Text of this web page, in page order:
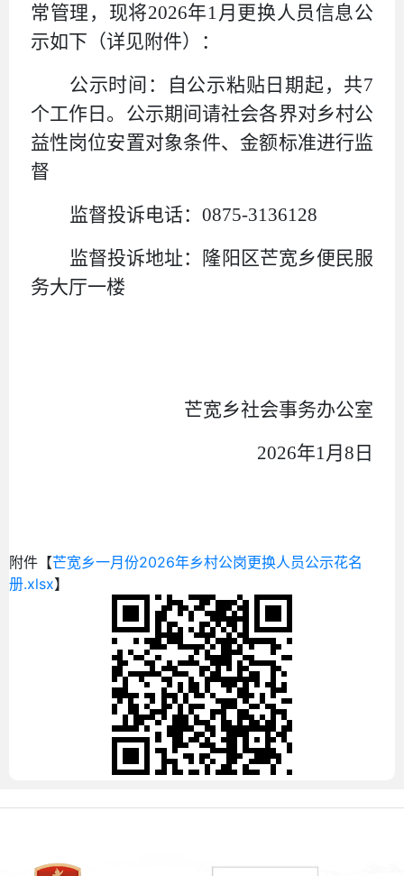
常管理，现将2026年1 月更换人员信息公
示如下（详见附件）：
公示时间：自公示粘贴日期起，共7
个工作日。公示期间请社会各界对乡村公
益性岗位安置对象条件、金额标准进行监
督
监督投诉电话： 0875-3136128
监督投诉地址：隆阳区芒宽乡便民服
务大厅一楼
芒宽乡社会事务办公室
2026年1 月 8 日
附件【芒宽乡一月份2026年乡村公岗更换人员公示花名
册.xlsx】